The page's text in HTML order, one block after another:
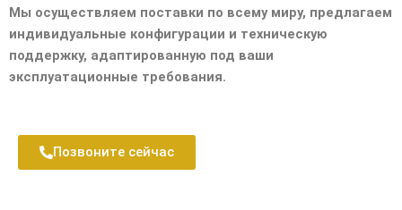
Мы осуществляем поставки по всему миру, предлагаем
индивидуальные конфигурации и техническую
поддержку, адаптированную под ваши
эксплуатационные требования.
Позвоните сейчас